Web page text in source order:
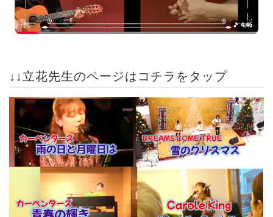
↓↓立花先生のページはコチラをタップ